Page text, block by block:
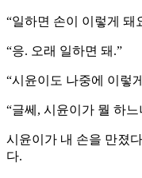
“일하면 손이 이렇게 돼
“응. 오래 일하면 돼.”
“시윤이도 나중에 이렇
“글쎄, 시윤이가 뭘 하
시윤이가 내 손을 만졌
다.